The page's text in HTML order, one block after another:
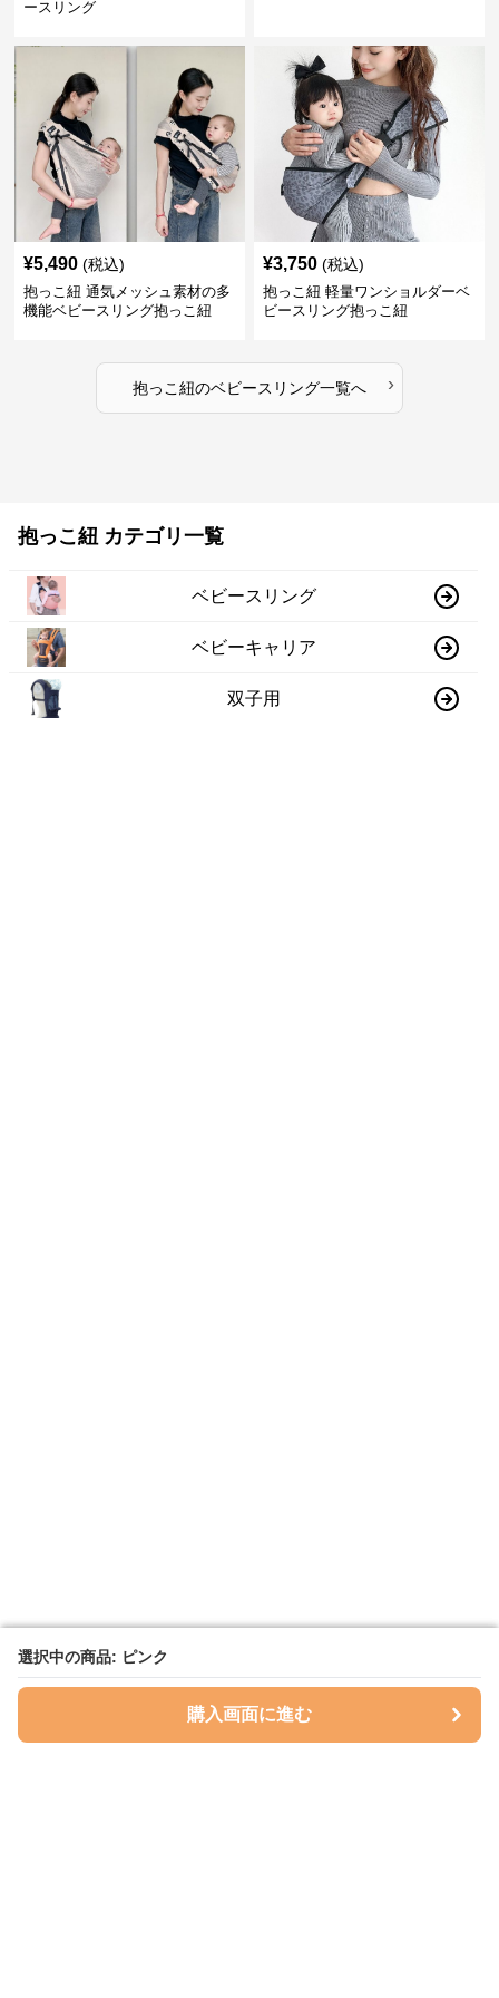
選択中の商品: ピンク
購入画面に進む
選択中の商品: ピンク
購入画面に進む
ースリング
¥5,490 (税込)
抱っこ紐 通気メッシュ素材の多
機能ベビースリング抱っこ紐
¥3,750 (税込)
抱っこ紐 軽量ワンショルダーベ
ビースリング抱っこ紐
抱っこ紐のベビースリング一覧へ ›
抱っこ紐 カテゴリ一覧
ベビースリング
ベビーキャリア
双子用